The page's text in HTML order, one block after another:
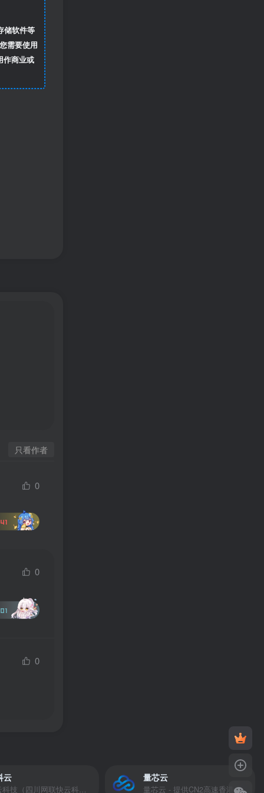
储软件等
需要使用
作商业或
只看作者
0
0
0
云
快云科技（四川网联快云科技有限公司）成立于2021年，主营互联网业务平台服务提供商。公司专注为用户提供低价高性能云计算产品，致力于云计算应用的易用性开发，并引导云计算在国内普及
量芯云
量芯云 - 提供CN2高速香港美国云服务器&专业高防服务器租用等云服务器供应商